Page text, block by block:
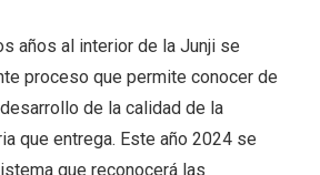
años al interior de la Junji se
proceso que permite conocer de
de la calidad de la
que entrega. Este año 2024 se
que reconocerá las